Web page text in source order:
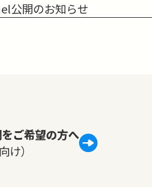
公開のお知らせ
ご希望の方へ
け）